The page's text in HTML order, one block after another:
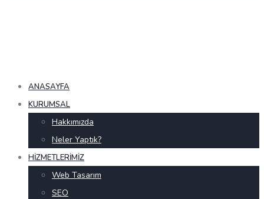
ANASAYFA
KURUMSAL
Hakkımızda
Neler Yaptık?
HIZMETLERIMIZ
Web Tasarım
SEO